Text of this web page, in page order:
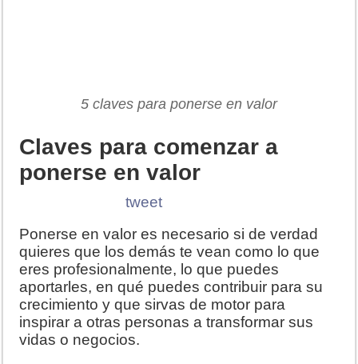
5 claves para ponerse en valor
Claves para comenzar a
ponerse en valor
tweet
Ponerse en valor es necesario si de verdad
quieres que los demás te vean como lo que
eres profesionalmente, lo que puedes
aportarles, en qué puedes contribuir para su
crecimiento y que sirvas de motor para
inspirar a otras personas a transformar sus
vidas o negocios.